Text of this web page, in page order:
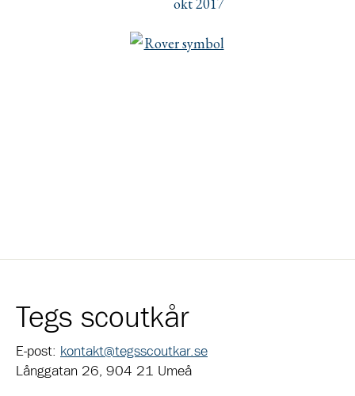
Tegs scoutkår
E-post: kontakt@tegsscoutkar.se
Långgatan 26, 904 21 Umeå